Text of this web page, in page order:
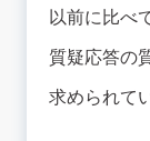
以前に比べ
質疑応答の
求められて